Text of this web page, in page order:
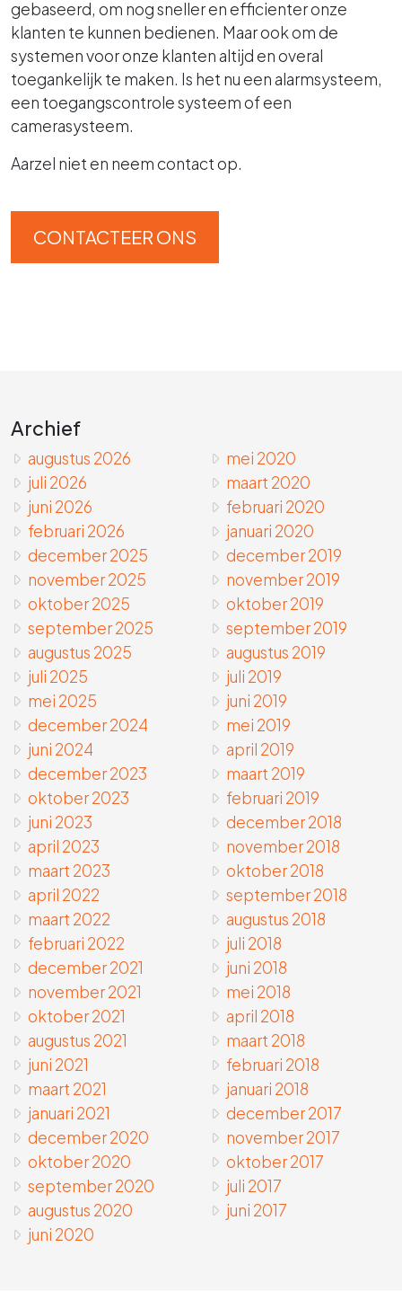
gebaseerd, om nog sneller en efficienter onze
klanten te kunnen bedienen. Maar ook om de
systemen voor onze klanten altijd en overal
toegankelijk te maken. Is het nu een alarmsysteem,
een toegangscontrole systeem of een
camerasysteem.
Aarzel niet en neem contact op.
CONTACTEER ONS
Archief
augustus 2026
juli 2026
juni 2026
februari 2026
december 2025
november 2025
oktober 2025
september 2025
augustus 2025
juli 2025
mei 2025
december 2024
juni 2024
december 2023
oktober 2023
juni 2023
april 2023
maart 2023
april 2022
maart 2022
februari 2022
december 2021
november 2021
oktober 2021
augustus 2021
juni 2021
maart 2021
januari 2021
december 2020
oktober 2020
september 2020
augustus 2020
juni 2020
mei 2020
maart 2020
februari 2020
januari 2020
december 2019
november 2019
oktober 2019
september 2019
augustus 2019
juli 2019
juni 2019
mei 2019
april 2019
maart 2019
februari 2019
december 2018
november 2018
oktober 2018
september 2018
augustus 2018
juli 2018
juni 2018
mei 2018
april 2018
maart 2018
februari 2018
januari 2018
december 2017
november 2017
oktober 2017
juli 2017
juni 2017